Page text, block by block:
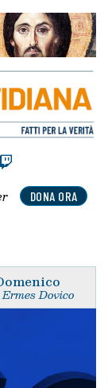
DONA ORA
Dovico